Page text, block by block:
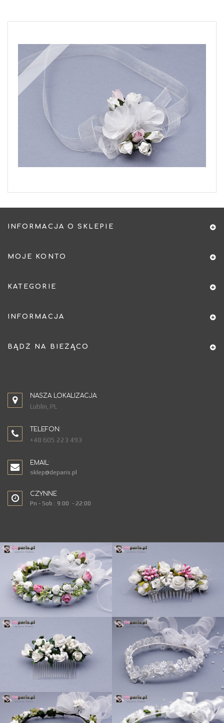
INFORMACJA O SKLEPIE
MOJE KONTO
KATEGORIE
INFORMACJA
BĄDŹ NA BIEŻĄCO
NASZA LOKALIZACJA:
Lublin, PL
TELEFON:
+48 605 223 493
EMAIL:
sklep@deparis.pl
CZYNNE
Pn - Sob : 9:00 - 22:00